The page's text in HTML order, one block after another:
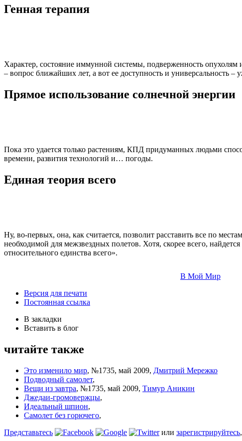
Генная терапия
Характер, состояние иммунной системы, подверженность
– вопрос ближайших лет, а вот ее доступность и универсальность –
Прямое использование солнечной энергии
Пока это удается только растениям, КПД придуманных людьми
времени, развития технологий и… погоды.
Единая теория всего
Ну, во-первых, она, как считается, позволит расставить все по
необходимой для межзвездных полетов. Хотя, скорее всего,
относительного единства всего».
В Мой Мир
Версия для печати
Постоянная ссылка
В закладки
Вставить в блог
читайте также
Это изменило мир, №1735, май 2009, Дмитрий Мережко
Подводный самолет,
Вещи из завтра, №1735, май 2009, Тимур Аникин
Джедаи-громовержцы,
Идеальный шпион,
Самолет без горючего,
Представьтесь
или зарегистрируйтесь